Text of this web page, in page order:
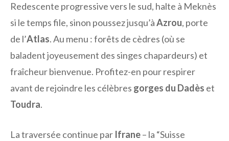
Redescente progressive vers le sud, halte à Meknès
si le temps file, sinon poussez jusqu’àAzrou, porte
de l’Atlas. Au menu : forêts de cèdres (où se
baladent joyeusement des singes chapardeurs) et
fraîcheur bienvenue. Profitez-en pour respirer
avant de rejoindre les célèbres gorges du Dadès et
Toudra.
La traversée continue par Ifrane– la “Suisse